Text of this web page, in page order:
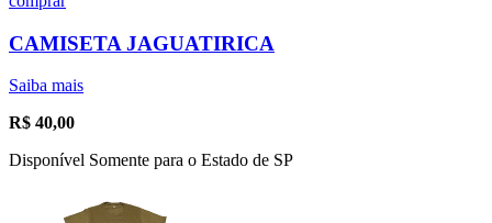
CAMISETA JAGUATIRICA
Saiba mais
R$ 40,00
Disponível Somente para o Estado de SP